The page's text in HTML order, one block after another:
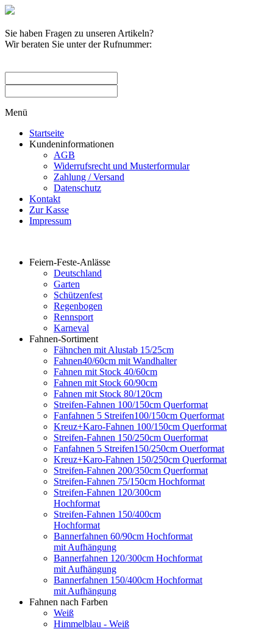
Sie haben Fragen zu unseren Artikeln?
Wir beraten Sie unter der Rufnummer:
Menü
Startseite
Kundeninformationen
AGB
Widerrufsrecht und Musterformular
Zahlung / Versand
Datenschutz
Kontakt
Zur Kasse
Impressum
Feiern-Feste-Anlässe
Deutschland
Garten
Schützenfest
Regenbogen
Rennsport
Karneval
Fahnen-Sortiment
Fähnchen mit Alustab 15/25cm
Fahnen40/60cm mit Wandhalter
Fahnen mit Stock 40/60cm
Fahnen mit Stock 60/90cm
Fahnen mit Stock 80/120cm
Streifen-Fahnen 100/150cm Querformat
Fanfahnen 5 Streifen100/150cm Querformat
Kreuz+Karo-Fahnen 100/150cm Querformat
Streifen-Fahnen 150/250cm Ouerformat
Fanfahnen 5 Streifen150/250cm Ouerformat
Kreuz+Karo-Fahnen 150/250cm Querformat
Streifen-Fahnen 200/350cm Querformat
Streifen-Fahnen 75/150cm Hochformat
Streifen-Fahnen 120/300cm
Hochformat
Streifen-Fahnen 150/400cm
Hochformat
Bannerfahnen 60/90cm Hochformat
mit Aufhängung
Bannerfahnen 120/300cm Hochformat
mit Aufhängung
Bannerfahnen 150/400cm Hochformat
mit Aufhängung
Fahnen nach Farben
Weiß
Himmelblau - Weiß